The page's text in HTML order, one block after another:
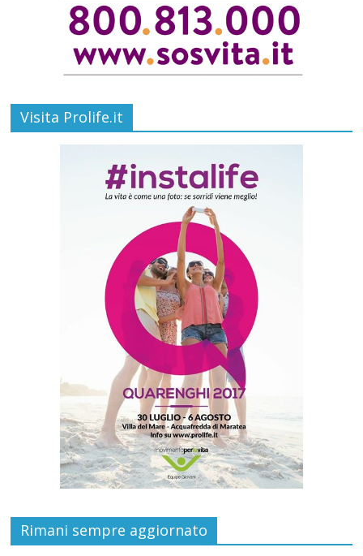
Visita Prolife.it
Rimani sempre aggiornato